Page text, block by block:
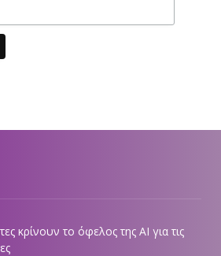
κρίνουν το όφελος της AI για τις